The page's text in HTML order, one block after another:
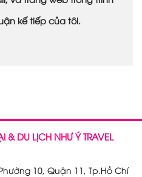
kế tiếp của tôi.
DU LỊCH NHƯ Ý TRAVEL
10, Quận 11, Tp.Hồ Chí